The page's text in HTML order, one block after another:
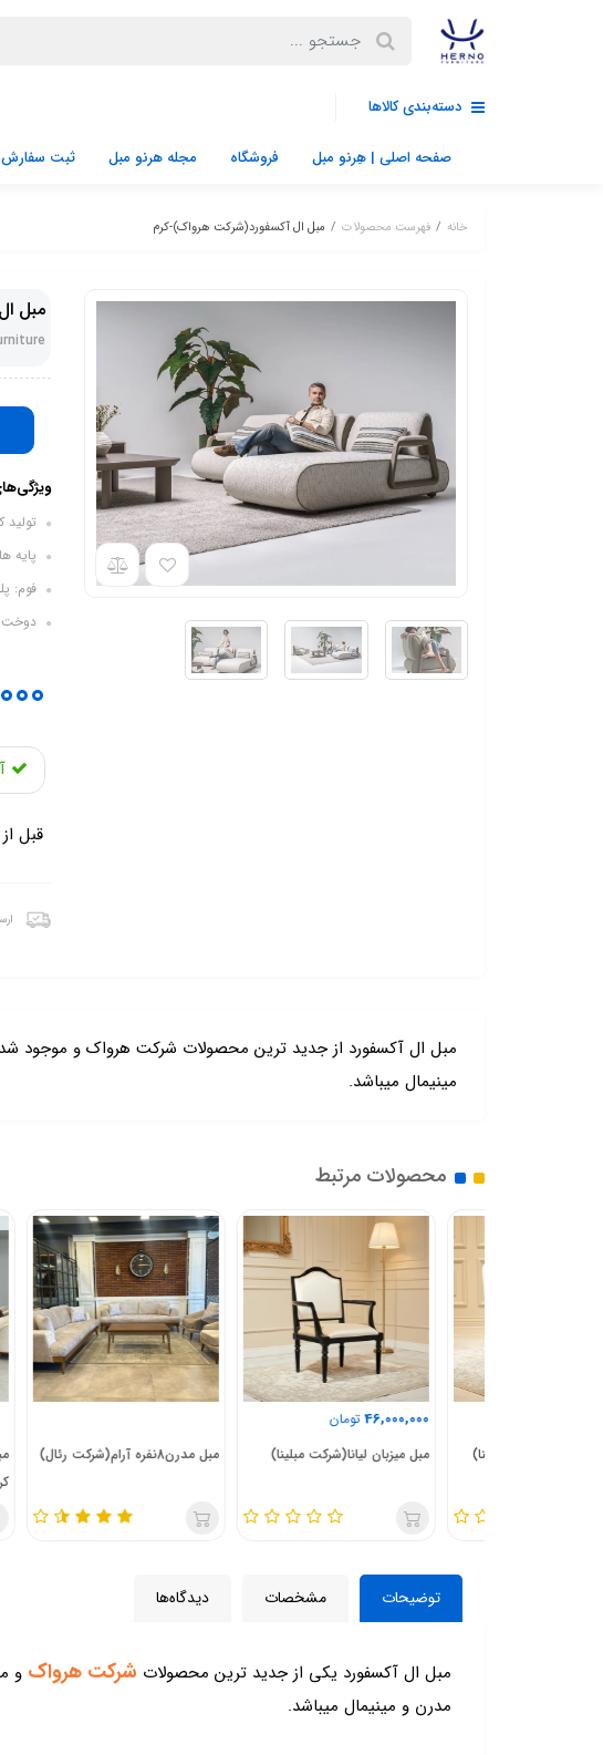
دسته‌بندی کالاها
صفحه اصلی | هِرنو مبل فروشگاه مجله هرنو مبل ثبت
خانه فهرست محصولات مبل ال آکسفورد(شرکت هرواک)-کرم
مبل
پایه
فوم:
دوخت
قبل
مبل ال آکسفورد از جدید ترین محصولات شرکت هرواک و موجود
مینیمال میباشد.
محصولات مرتبط
46,000,000 تومان
مبل میزبان لیانا(شرکت مبلینا)
مبل مدرن8نفره آرام(شرکت رئال)
توضیحات مشخصات دیدگاه‌ها
مبل ال آکسفورد یکی از جدید ترین محصولات شرکت هرواک و
مدرن و مینیمال میباشد.